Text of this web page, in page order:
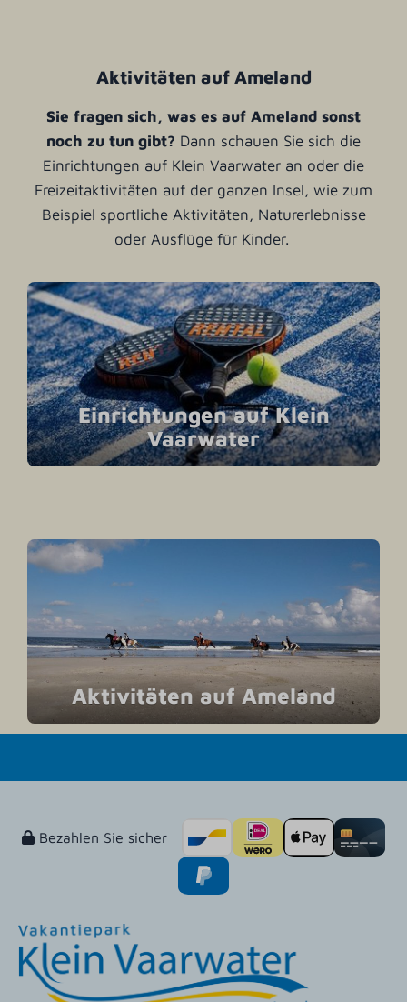
Aktivitäten auf Ameland
Sie fragen sich, was es auf Ameland sonst
noch zu tun gibt? Dann schauen Sie sich die
Einrichtungen auf Klein Vaarwater an oder die
Freizeitaktivitäten auf der ganzen Insel, wie zum
Beispiel sportliche Aktivitäten, Naturerlebnisse
oder Ausflüge für Kinder.
Einrichtungen auf Klein
Vaarwater
Aktivitäten auf Ameland
Bezahlen Sie sicher